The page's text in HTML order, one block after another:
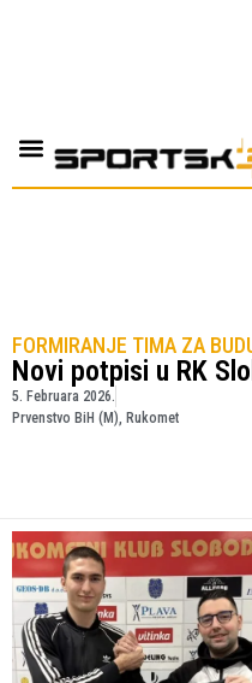
FORMIRANJE TIMA ZA
Novi potpisi u RK
5. Februara 2026.
Prvenstvo BiH (M), Rukomet